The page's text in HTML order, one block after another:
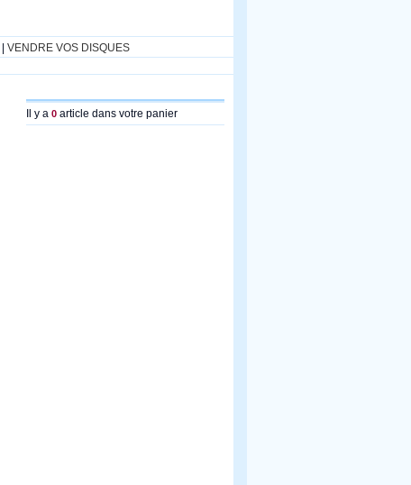
VENDRE VOS DISQUES
Il y a 0 article dans votre panier